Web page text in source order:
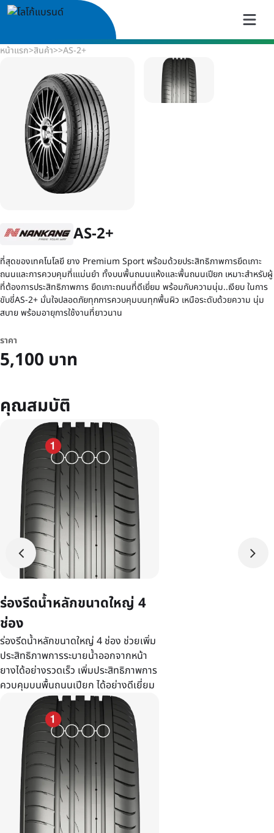
หน้าแรก>สินค้า>>AS-2+
AS-2+
ที่สุดของเทคโนโลยี ยาง Premium Sport พร้อมด้วยประสิทธิภาพการยึดเกาะ
ถนนและการควบคุมที่เแม่นยำ ทั้งบนพื้นถนนแห้งและพื้นถนนเปียก เหมาะสำหรับผู้
ที่ต้องการประสิทธิภาพการ ยึดเกาะถนนที่ดีเยี่ยม พร้อมกับความนุ่ม..เงียบ ในการ
ขับขี่AS-2+ มั่นใจปลอดภัยทุกการควบคุมบนทุกพื้นผิว เหนือระดับด้วยความ นุ่ม
สบาย พร้อมอายุการใช้งานที่ยาวนาน
ราคา
5,100 บาท
คุณสมบัติ
ร่องรีดน้ำหลักขนาดใหญ่ 4
ช่อง
ร่องรีดน้ำหลักขนาดใหญ่ 4 ช่อง ช่วยเพิ่ม
ประสิทธิภาพการระบายน้ำออกจากหน้า
ยางได้อย่างรวดเร็ว เพิ่มประสิทธิภาพการ
ควบคุมบนพื้นถนนเปียก ได้อย่างดีเยี่ยม